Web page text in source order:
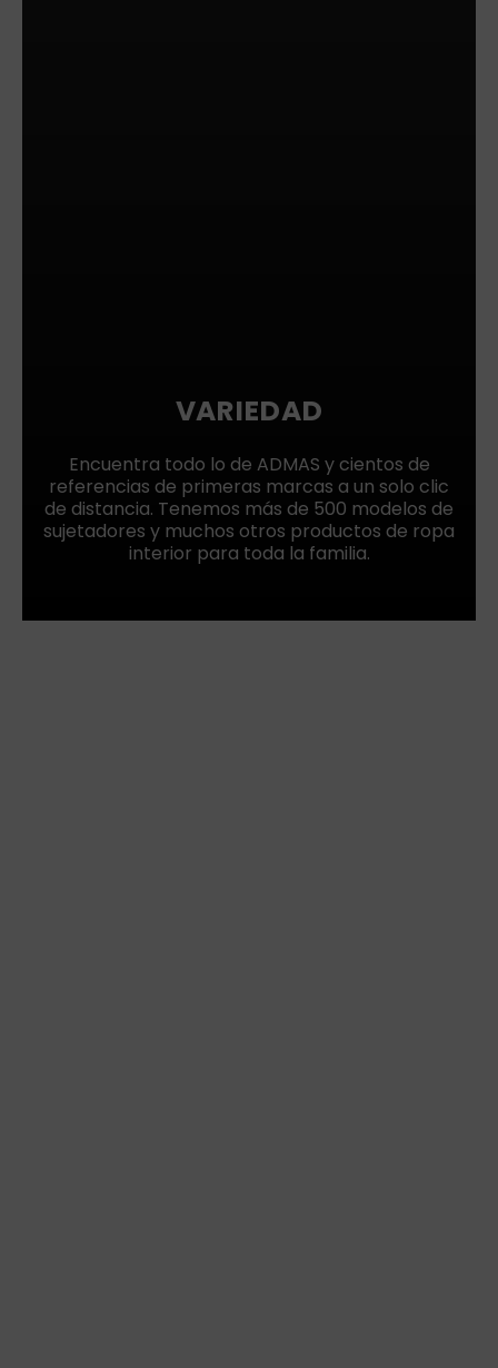
VARIEDAD
Encuentra todo lo de ADMAS y cientos de
referencias de primeras marcas a un solo clic
de distancia. Tenemos más de 500 modelos de
sujetadores y muchos otros productos de ropa
interior para toda la familia.